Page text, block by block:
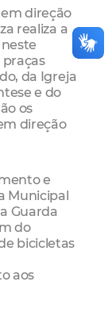
direção
realiza a
praças
da Igreja
e do
os
direção
e
Municipal
Guarda
do
bicicletas
aos